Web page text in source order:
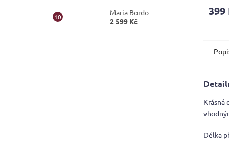
Maria Bordo
2 599 Kč
399
Krásná
Délka